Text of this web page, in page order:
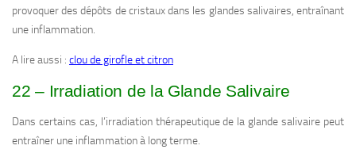
provoquer des dépôts de cristaux dans les glandes salivaires, entraînant
une inflammation.
A lire aussi : clou de girofle et citron
22 – Irradiation de la Glande Salivaire
Dans certains cas, l’irradiation thérapeutique de la glande salivaire peut
entraîner une inflammation à long terme.